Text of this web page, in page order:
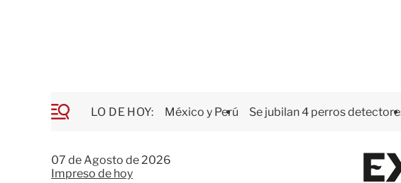
M
ú
LO DE HOY: México y Perú Se jubilan 4 perros
07 de Agosto de 2026
Impreso de hoy